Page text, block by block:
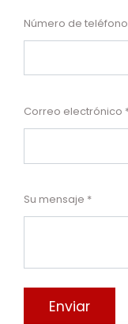
Número de teléfono
Correo electrónico
Su mensaje
Enviar